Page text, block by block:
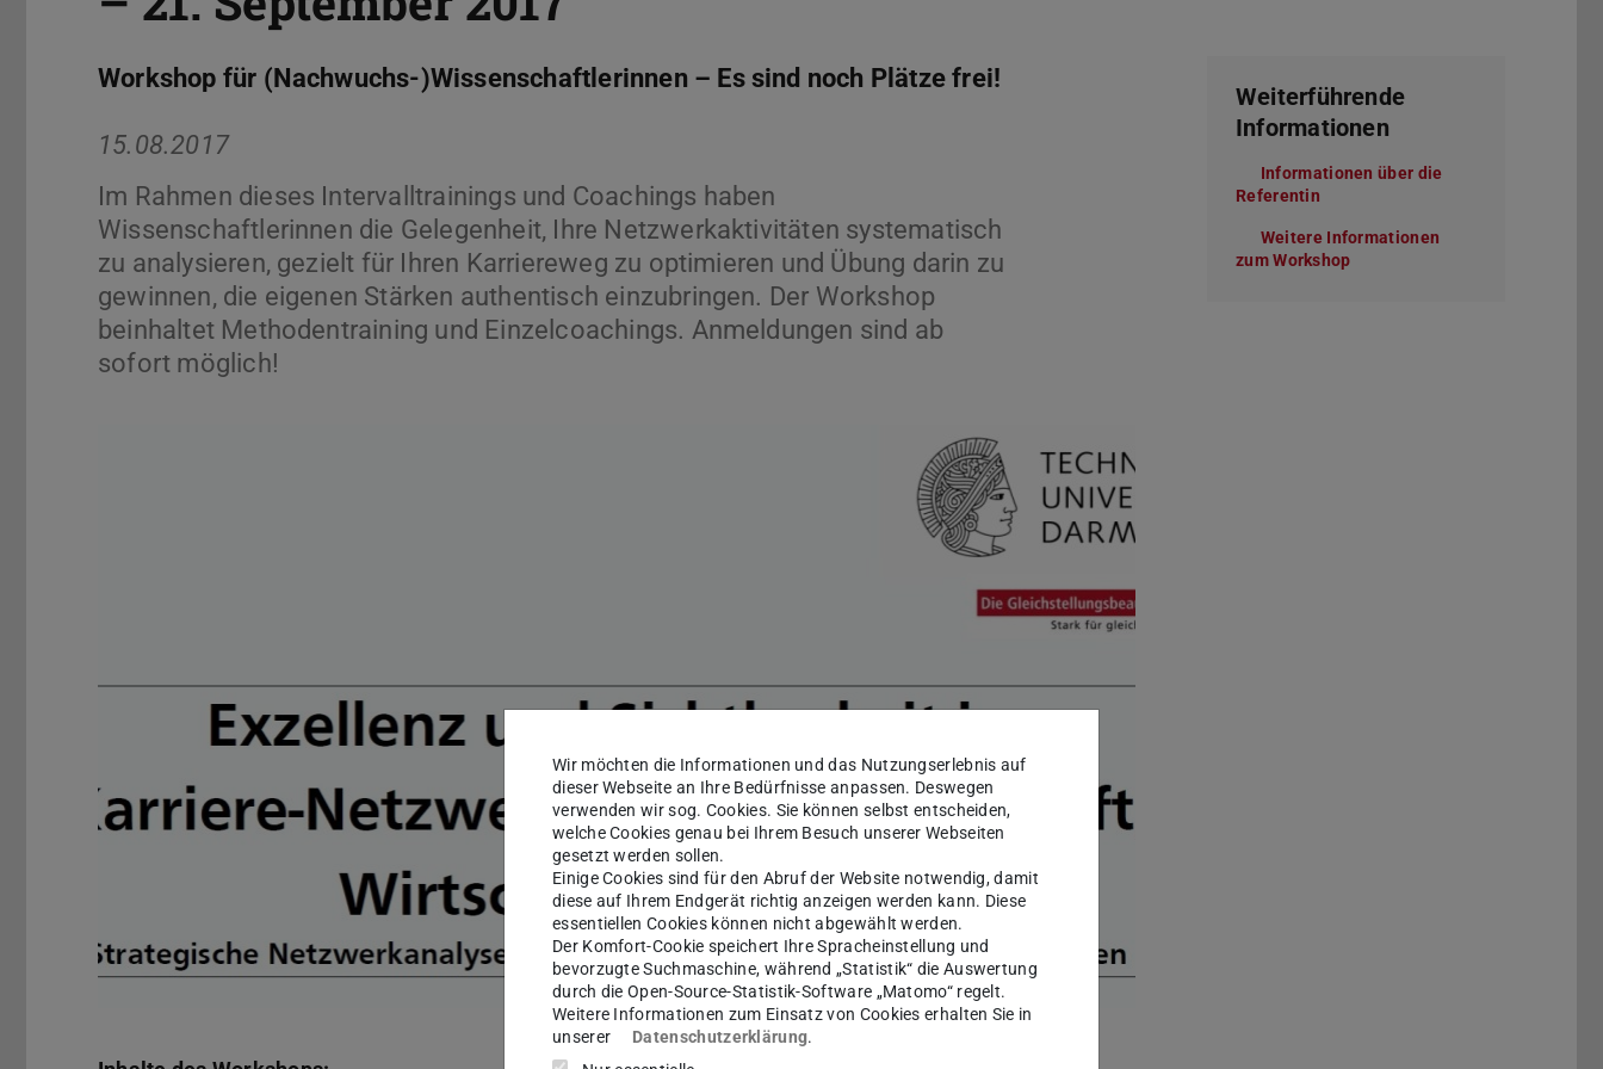
Workshop für (Nachwuchs-)Wissenschaftlerinnen – Es sind noch Plätze frei!
15.08.2017
Im Rahmen dieses Intervalltrainings und Coachings haben
Wissenschaftlerinnen die Gelegenheit, Ihre Netzwerkaktivitäten systematisch
zu analysieren, gezielt für Ihren Karriereweg zu optimieren und Übung darin zu
gewinnen, die eigenen Stärken authentisch einzubringen. Der Workshop
beinhaltet Methodentraining und Einzelcoachings. Anmeldungen sind ab
sofort möglich!
Weiterführende
Informationen
Informationen über die
Referentin
Weitere Informationen
zum Workshop
Wir möchten die Informationen und das Nutzungserlebnis auf
dieser Webseite an Ihre Bedürfnisse anpassen. Deswegen
verwenden wir sog. Cookies. Sie können selbst entscheiden,
welche Cookies genau bei Ihrem Besuch unserer Webseiten
gesetzt werden sollen.
Einige Cookies sind für den Abruf der Website notwendig, damit
diese auf Ihrem Endgerät richtig anzeigen werden kann. Diese
essentiellen Cookies können nicht abgewählt werden.
Der Komfort-Cookie speichert Ihre Spracheinstellung und
bevorzugte Suchmaschine, während „Statistik“ die Auswertung
durch die Open-Source-Statistik-Software „Matomo“ regelt.
Weitere Informationen zum Einsatz von Cookies erhalten Sie in
unserer
Datenschutzerklärung.